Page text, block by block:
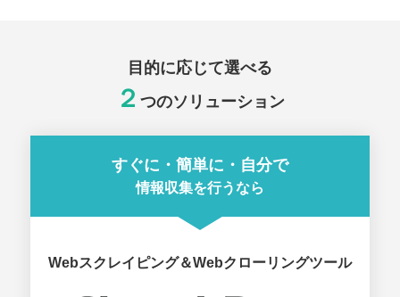
目的に応じて選べる
２ つのソリューション
すぐに・簡単に・自分で
情報収集を行うなら
Webスクレイピング＆Webクローリングツール